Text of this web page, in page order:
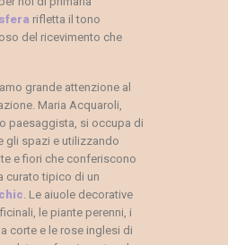
rifletta il tono
del ricevimento che
grande attenzione al
Maria Acquaroli,
paesaggista, si occupa di
gli spazi e utilizzando
e fiori che conferiscono
curato tipico di un
. Le aiuole decorative
le piante perenni, i
corte e le rose inglesi di